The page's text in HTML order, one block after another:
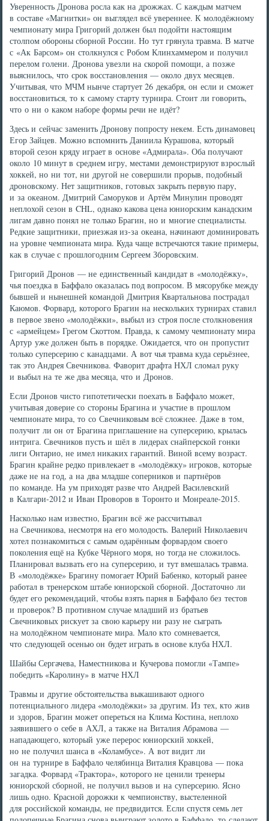
Уверенность Дронова росла как на дрожжах. С каждым матчем
в составе «Магнитки» он выглядел всё увереннее. К молодёжному
чемпионату мира Григорий должен был подойти настоящим
столпом обороны сборной России. Но тут грянула травма. В матче
с «Ак Барсом» он столкнулся с Робом Клинхаммером и получил
перелом голени. Дронова увезли на скорой помощи, а позже
выяснилось, что срок восстановления — около двух месяцев.
Учитывая, что МЧМ нынче стартует 26 декабря, он если и сможет
восстановиться, то к самому старту турнира. Стоит ли говорить,
что о ни о каком наборе формы речи не идёт?
Здесь и сейчас заменить Дронову попросту некем. Есть динамовец
Егор Зайцев. Можно вспомнить Даниила Курашова, который
второй сезон кряду играет в основе «Адмирала». Оба получают
около 10 минут в среднем игру, местами демонстрируют взрослый
хоккей, но ни тот, ни другой не совершили прорыв, подобный
дроновскому. Нет защитников, готовых закрыть первую пару,
и за океаном. Дмитрий Саморуков и Артём Минулин проводят
неплохой сезон в CHL, однако какова цена юниорским канадским
лигам давно понял не только Брагин, но и многие специалисты.
Редкие защитники, приезжая из-за океана, начинают доминировать
на уровне чемпионата мира. Куда чаще встречаются такие примеры,
как в случае с прошлогодним Сергеем Зборовским.
Григорий Дронов — не единственный кандидат в «молодёжку»,
чья поездка в Баффало оказалась под вопросом. В мясорубке между
бывшей и нынешней командой Дмитрия Квартальнова пострадал
Каюмов. Форвард, которого Брагин на нескольких турнирах ставил
в первое звено «молодёжки», выбыл из строя после столкновения
с «армейцем» Грегом Скоттом. Правда, к самому чемпионату мира
Артур уже должен быть в порядке. Ожидается, что он пропустит
только суперсерию с канадцами. А вот чья травма куда серьёзнее,
так это Андрея Свечникова. Фаворит драфта НХЛ сломал руку
и выбыл на те же два месяца, что и Дронов.
Если Дронов чисто гипотетически поехать в Баффало может,
учитывая доверие со стороны Брагина и участие в прошлом
чемпионате мира, то со Свечниковым всё сложнее. Даже в том,
получит ли он от Брагина приглашение на суперсерию, крылась
интрига. Свечников пусть и шёл в лидерах снайперской гонки
лиги Онтарио, не имел никаких гарантий. Виной всему возраст.
Брагин крайне редко привлекает в «молодёжку» игроков, которые
даже не на год, а на два младше соперников и партнёров
по команде. На ум приходят разве что Андрей Василевский
в Калгари-2012 и Иван Проворов в Торонто и Монреале-2015.
Насколько нам известно, Брагин всё же рассчитывал
на Свечникова, несмотря на его молодость. Валерий Николаевич
хотел познакомиться с самым одарённым форвардом своего
поколения ещё на Кубке Чёрного моря, но тогда не сложилось.
Планировал вызвать его на суперсерию, и тут вмешалась травма.
В «молодёжке» Брагину помогает Юрий Бабенко, который ранее
работал в тренерском штабе юниорской сборной. Достаточно ли
будет его рекомендаций, чтобы взять парня в Баффало без тестов
и проверок? В противном случае младший из братьев
Свечниковых рискует за свою карьеру ни разу не сыграть
на молодёжном чемпионате мира. Мало кто сомневается,
что следующей осенью он будет играть в основе клуба НХЛ.
Шайбы Сергачева, Наместникова и Кучерова помогли «Тампе»
победить «Каролину» в матче НХЛ
Травмы и другие обстоятельства выкашивают одного
потенциального лидера «молодёжки» за другим. Из тех, кто жив
и здоров, Брагин может опереться на Клима Костина, неплохо
заявившего о себе в АХЛ, а также на Виталия Абрамова —
нападающего, который уже перерос юниорский хоккей,
но не получил шанса в «Коламбусе». А вот видит ли
он на турнире в Баффало челябинца Виталия Кравцова — пока
загадка. Форвард «Трактора», которого не ценили тренеры
юниорской сборной, не получил вызов и на суперсерию. Ясно
лишь одно. Красной дорожки к чемпионству, выстеленной
для российской команды, не предвидится. Если спустя семь лет